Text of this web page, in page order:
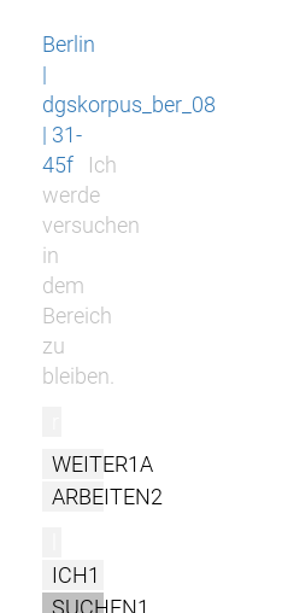
Berlin
|
dgskorpus_ber_08
| 31-
45f
Ich
werde
versuchen
in
dem
Bereich
zu
bleiben.
WEITER1A
ARBEITEN2
ICH1
SUCHEN1